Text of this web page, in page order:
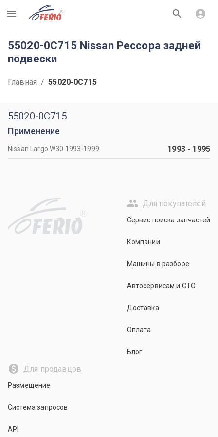
R
55020-0C715 Nissan Рессора задней
подвески
Главная / 55020-0C715
55020-0C715
Применение
Nissan Largo W30 1993-1999 1993- 1995
R
Для покупателей
Сервис поиска запчастей
Компании
Машины в разборе
Автосервисам и СТО
Доставка
Оплата
Блог
Для продавцов
Размещение
Система запросов
API